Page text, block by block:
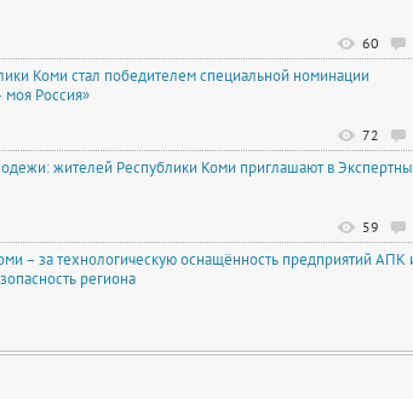
60
Коми стал победителем специальной номинации
моя Россия»
72
жителей Республики Коми приглашают в
59
– за технологическую оснащённость предприятий АПК
региона